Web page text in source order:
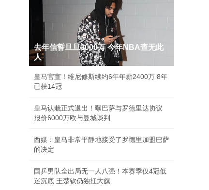
去年信誓旦旦3000万 今年NBA查无此
人
皇马官宣！维尼修斯续约6年年薪2400万 8年
已获14冠
皇马认栽正式退出！曝巴萨与罗德里达协议
报价6000万欧与曼城谈判
西媒：皇马非常平静地接受了罗德里加盟巴萨
的决定
国乒男队全出局无一人八强！本赛季仅4冠低
迷沉底 王楚钦仍独扛大旗